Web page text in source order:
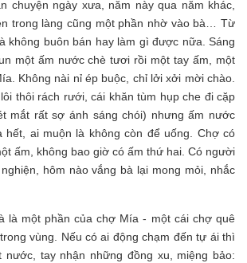
chuyện ngày xưa, năm này qua năm khác,
trong làng cũng một phần nhờ vào bà… Từ
không buôn bán hay làm gì được nữa. Sáng
một ấm nước chè tươi rồi một tay ấm, một
Không nài nỉ ép buộc, chỉ lởi xởi mời chào.
thôi rách rưới, cái khăn tùm hụp che đi cặp
mắt rất sợ ánh sáng chói) nhưng ấm nước
hết, ai muộn là không còn để uống. Chợ có
ấm, không bao giờ có ấm thứ hai. Có người
hôm nào vắng bà lại mong mỏi, nhắc
là một phần của chợ Mía - một cái chợ quê
vùng. Nếu có ai động chạm đến tự ái thì
nước, tay nhận những đồng xu, miệng bảo: